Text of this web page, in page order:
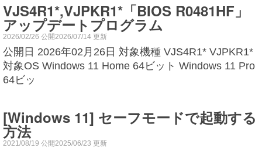
VJS4R1*,VJPKR1*「BIOS R0481HF」
アップデートプログラム
2026/02/26 公開2026/07/14 更新
公開日 2026年02月26日 対象機種 VJS4R1* VJPKR1*
対象OS Windows 11 Home 64ビット Windows 11 Pro
64ビッ
[Windows 11] セーフモードで起動する
方法
2021/08/19 公開2025/06/23 更新